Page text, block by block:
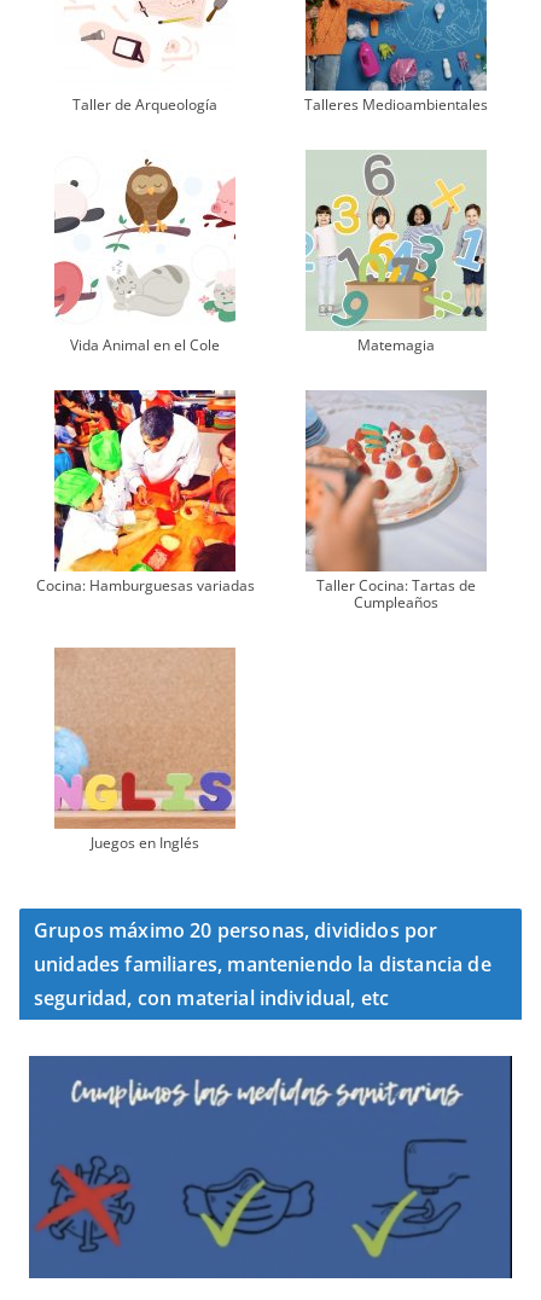
Taller de Arqueología Talleres Medioambientales
Vida Animal en el Cole Matemagia
Cocina: Hamburguesas variadas
Taller Cocina: Tartas de
Cumpleaños
Juegos en Inglés
Grupos máximo 20 personas, divididos por
unidades familiares, manteniendo la distancia de
seguridad, con material individual, etc